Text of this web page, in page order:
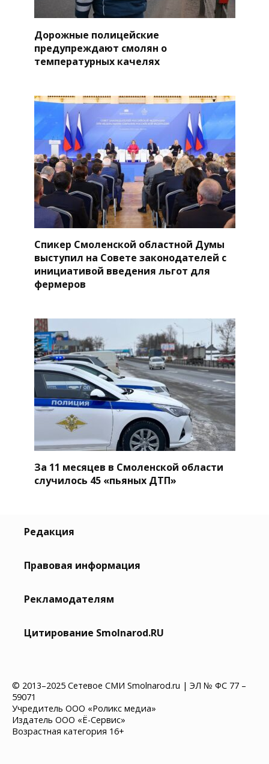
Дорожные полицейские
предупреждают смолян о
температурных качелях
Спикер Смоленской областной Думы
выступил на Совете законодателей с
инициативой введения льгот для
фермеров
За 11 месяцев в Смоленской области
случилось 45 «пьяных ДТП»
Редакция
Правовая информация
Рекламодателям
Цитирование Smolnarod.RU
© 2013–2025 Сетевое СМИ Smolnarod.ru | ЭЛ № ФС 77 –
59071
Учредитель ООО «Роликс медиа»
Издатель ООО «Ё-Сервис»
Возрастная категория 16+